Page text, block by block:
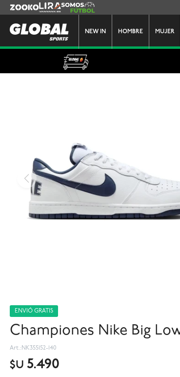
NEW IN HOMBRE MUJER
Zooko Lira Somos Futbol
ENVIÓ GRATIS
Championes Nike Big
NK355152-140
$U 5.490